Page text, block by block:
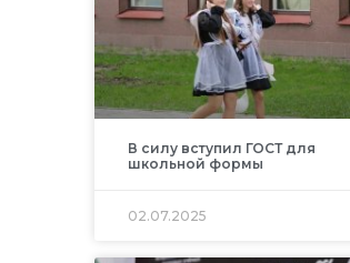
В силу вступил ГОСТ для
школьной формы
02.07.2025